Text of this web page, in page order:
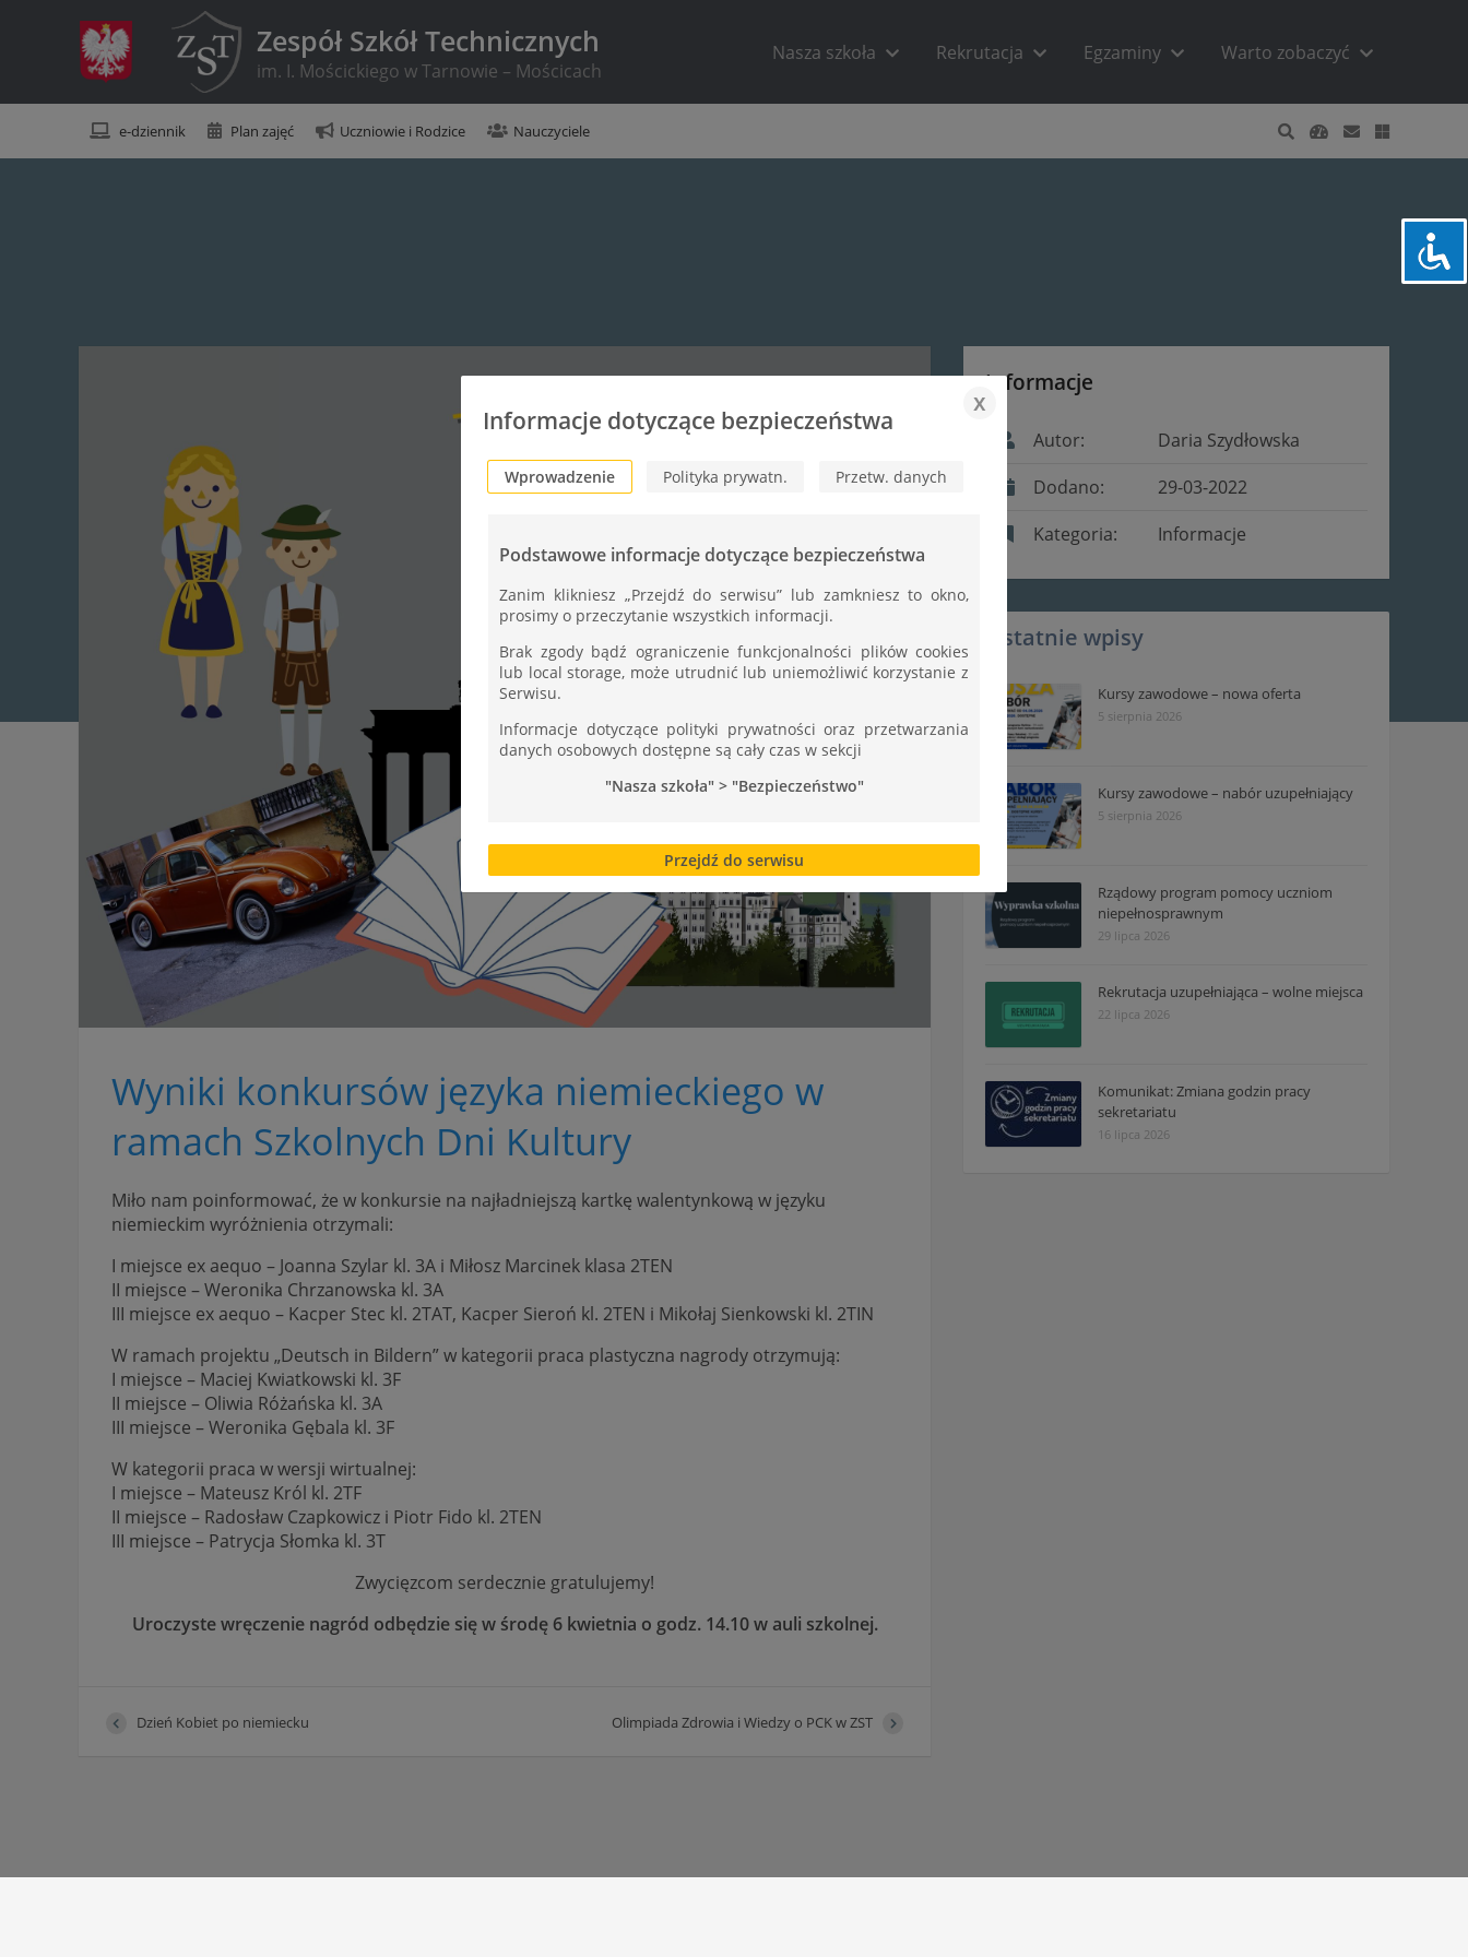
Zespół Szkół Technicznych
im. I. Mościckiego w Tarnowie – Mościcach
Nasza szkoła Rekrutacja Egzaminy Warto zobaczyć
e-dziennik Plan zajęć Uczniowie i Rodzice Nauczyciele
Wyniki konkursów języka niemieckiego w
ramach Szkolnych Dni Kultury
Miło nam poinformować, że w konkursie na najładniejszą kartkę walentynkową w języku
niemieckim wyróżnienia otrzymali:
I miejsce ex aequo – Joanna Szylar kl. 3A i Miłosz Marcinek klasa 2TEN
II miejsce – Weronika Chrzanowska kl. 3A
III miejsce ex aequo – Kacper Stec kl. 2TAT, Kacper Sieroń kl. 2TEN i Mikołaj Sienkowski kl. 2TIN
W ramach projektu „Deutsch in Bildern” w kategorii praca plastyczna nagrody otrzymują:
I miejsce – Maciej Kwiatkowski kl. 3F
II miejsce – Oliwia Różańska kl. 3A
III miejsce – Weronika Gębala kl. 3F
W kategorii praca w wersji wirtualnej:
I miejsce – Mateusz Król kl. 2TF
II miejsce – Radosław Czapkowicz i Piotr Fido kl. 2TEN
III miejsce – Patrycja Słomka kl. 3T
Zwycięzcom serdecznie gratulujemy!
Uroczyste wręczenie nagród odbędzie się w środę 6 kwietnia o godz. 14.10 w auli szkolnej.
Dzień Kobiet po niemiecku Olimpiada Zdrowia i Wiedzy o PCK w ZST
Informacje
Autor:
Daria Szydłowska
Dodano:
29-03-2022
Kategoria:
Informacje
Ostatnie wpisy
Kursy zawodowe – nowa oferta
5 sierpnia 2026
Kursy zawodowe – nabór uzupełniający
5 sierpnia 2026
Rządowy program pomocy uczniom
niepełnosprawnym
29 lipca 2026
Rekrutacja uzupełniająca – wolne miejsca
22 lipca 2026
Komunikat: Zmiana godzin pracy
sekretariatu
16 lipca 2026
Informacje dotyczące bezpieczeństwa
x
Wprowadzenie Polityka prywatn. Przetw. danych
Podstawowe informacje dotyczące bezpieczeństwa
Zanim klikniesz „Przejdź do serwisu” lub zamkniesz to okno,
prosimy o przeczytanie wszystkich informacji.
Brak zgody bądź ograniczenie funkcjonalności plików cookies
lub local storage, może utrudnić lub uniemożliwić korzystanie z
Serwisu.
Informacje dotyczące polityki prywatności oraz przetwarzania
danych osobowych dostępne są cały czas w sekcji
"Nasza szkoła" > "Bezpieczeństwo"
Przejdź do serwisu